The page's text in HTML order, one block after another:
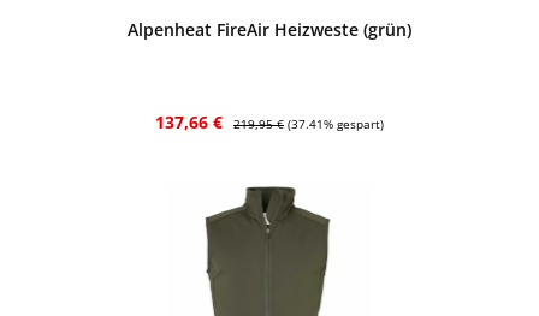
Alpenheat FireAir Heizweste (grün)
Verkaufspreis:
137,66 € Regulärer Preis:
219,95 € (37.41% gespart)